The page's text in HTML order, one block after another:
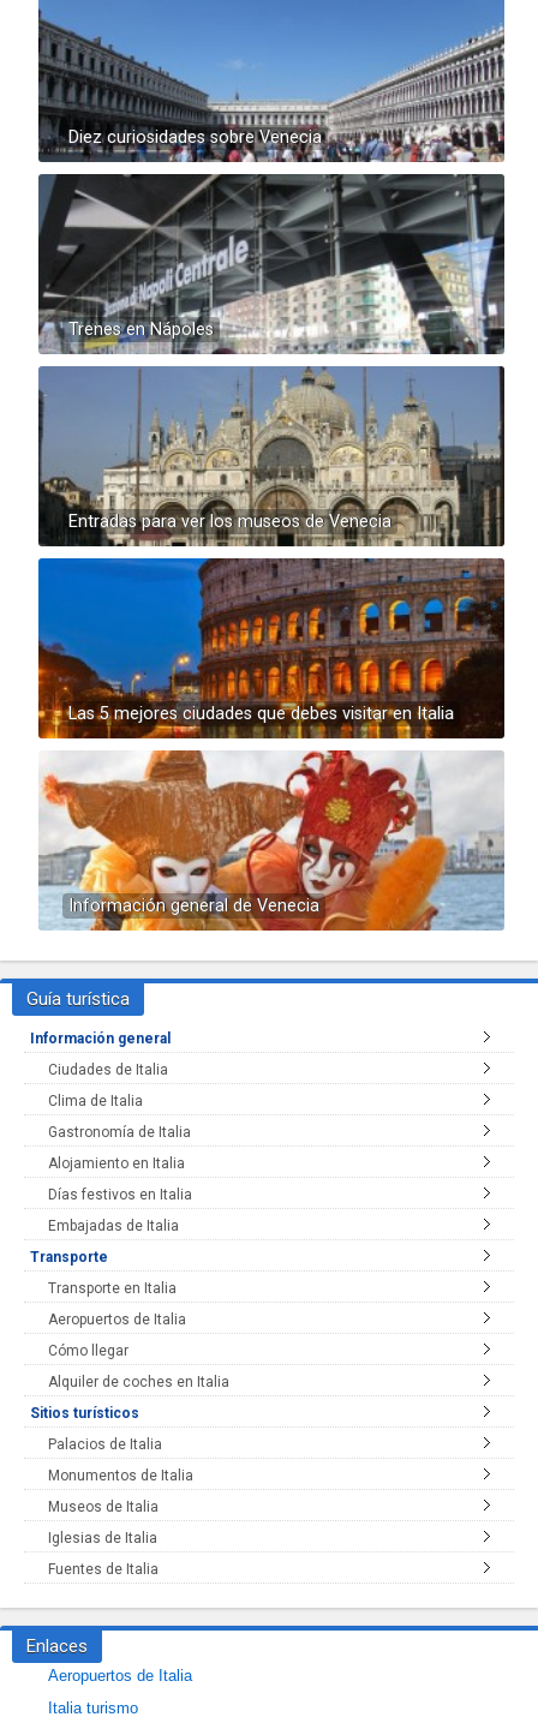
Diez curiosidades sobre Venecia
Trenes en Nápoles
Entradas para ver los museos de Venecia
Las 5 mejores ciudades que debes visitar en Italia
Información general de Venecia
Guía turística
Información general
Ciudades de Italia
Clima de Italia
Gastronomía de Italia
Alojamiento en Italia
Días festivos en Italia
Embajadas de Italia
Transporte
Transporte en Italia
Aeropuertos de Italia
Cómo llegar
Alquiler de coches en Italia
Sitios turísticos
Palacios de Italia
Monumentos de Italia
Museos de Italia
Iglesias de Italia
Fuentes de Italia
Enlaces
Aeropuertos de Italia
Italia turismo